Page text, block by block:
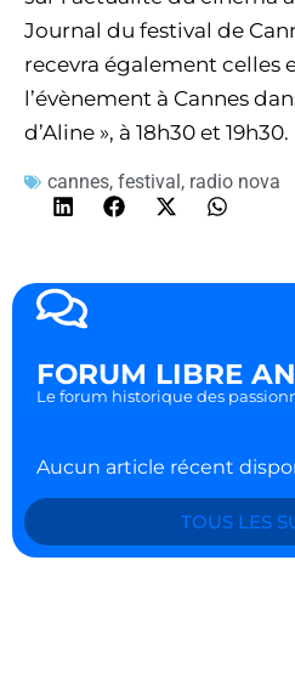
Journal du festival de
recevra également celles
l’évènement à Cannes
d’Aline », à 18h30 et 19h30.
cannes, festival, radio nova
FORUM LIBRE
Le forum historique des
Aucun article récent
TOUS LES